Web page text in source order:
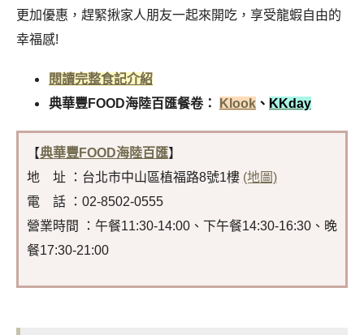
更加優惠，趕緊揪家人朋友一起來開吃，享受龍蝦自由的
幸福感!
閱讀完整食記介紹
典華豐FOOD海陸百匯餐卷：
Klook 、 KKday
【典華豐FOOD海陸百匯】
地 址 ：台北市中山區植福路8號1樓 (地圖)
電 話 ：02-8502-0555
營業時間 ：午餐11:30-14:00、下午餐14:30-16:30、晚
餐17:30-21:00